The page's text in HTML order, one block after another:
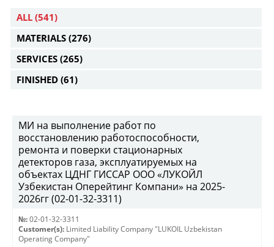
ALL (541)
MATERIALS (276)
SERVICES (265)
FINISHED (61)
МИ на выполнение работ по
восстановлению работоспособности,
ремонта и поверки стационарных
детекторов газа, эксплуатируемых на
объектах ЦДНГ ГИССАР ООО «ЛУКОЙЛ
Узбекистан Оперейтинг Компани» на 2025-
2026гг (02-01-32-3311)
№: 02-01-32-3311
Customer(s): Limited Liability Company "LUKOIL Uzbekistan
Operating Company"